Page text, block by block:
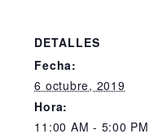
DETALLES
Fecha:
6 octubre, 2019
Hora:
11:00 AM - 5:00 PM